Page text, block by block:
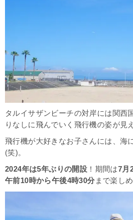
タルイサザンビーチの対岸には関西
りなしに飛んでいく飛行機の姿が見
飛行機が大好きなお子さんには、海
(笑)。
2024年は5年ぶりの開設 ！期間は7月
午前10時から午後4時30分 まで楽し